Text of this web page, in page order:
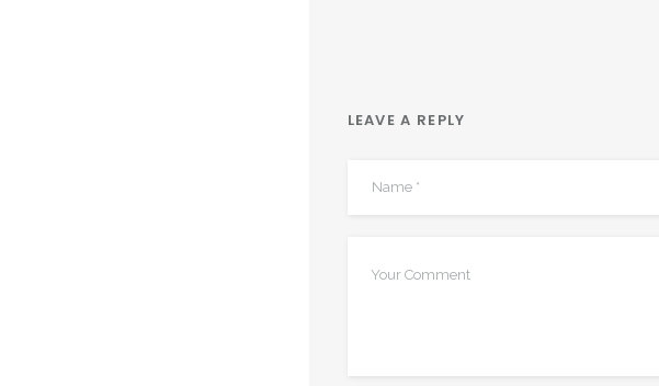
LEAVE A REPLY